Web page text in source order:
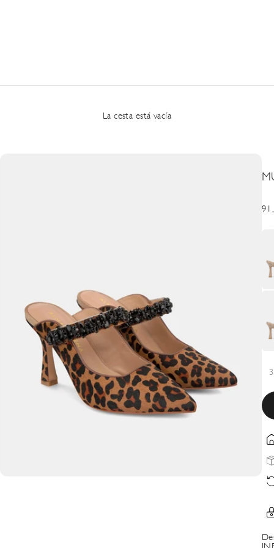
La cesta está vacía